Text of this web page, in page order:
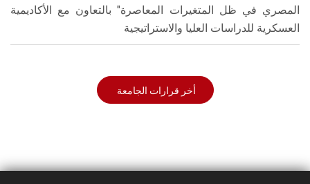
المصري في ظل المتغيرات المعاصرة" بالتعاون مع الأكاديمية
العسكرية للدراسات العليا والاستراتيجية
أخر قرارات الجامعة